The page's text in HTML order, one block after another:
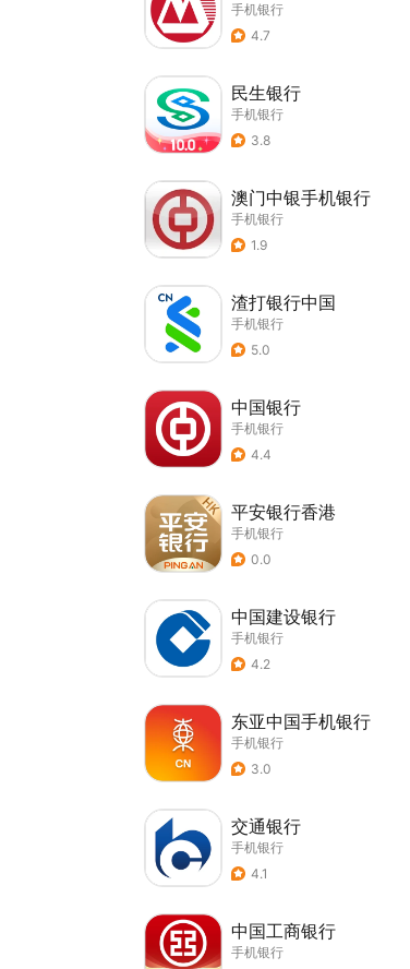
手机银行
4.7
民生银行
手机银行
3.8
澳门中银手机银行
手机银行
1.9
渣打银行中国
手机银行
5.0
中国银行
手机银行
4.4
平安银行香港
手机银行
0.0
中国建设银行
手机银行
4.2
东亚中国手机银行
手机银行
3.0
交通银行
手机银行
4.1
中国工商银行
手机银行